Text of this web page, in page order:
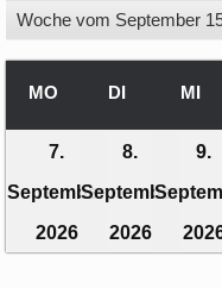
Woche vom September
MO MONTAG
DIDIENSTAG
MI
7.
September
20267.
8.
September
20268.
9.